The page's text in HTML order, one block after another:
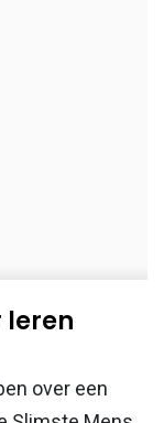
leren
over een